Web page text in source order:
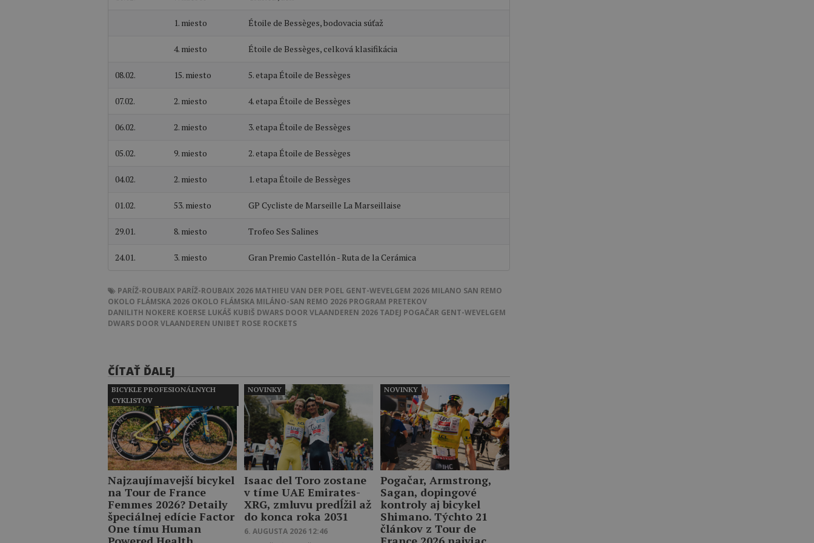
1. miesto Étoile de Bessèges, bodovacia súťaž
4. miesto Étoile de Bessèges, celková klasifikácia
08.02. 15. miesto 5. etapa Étoile de Bessèges
07.02. 2. miesto 4. etapa Étoile de Bessèges
06.02. 2. miesto 3. etapa Étoile de Bessèges
05.02. 9. miesto 2. etapa Étoile de Bessèges
04.02. 2. miesto 1. etapa Étoile de Bessèges
01.02. 53. miesto GP Cycliste de Marseille La Marseillaise
29.01. 8. miesto Trofeo Ses Salines
24.01. 3. miesto Gran Premio Castellón - Ruta de la Cerámica
PARÍŽ-ROUBAIX PARÍŽ-ROUBAIX 2026 MATHIEU VAN DER POEL GENT-WEVELGEM 2026 MILANO SAN REMO
OKOLO FLÁMSKA 2026 OKOLO FLÁMSKA MILÁNO-SAN REMO 2026 PROGRAM PRETEKOV
DANILITH NOKERE KOERSE LUKÁŠ KUBIŠ DWARS DOOR VLAANDEREN 2026 TADEJ POGAČAR GENT-WEVELGEM
DWARS DOOR VLAANDEREN UNIBET ROSE ROCKETS
ČÍTAŤ ĎALEJ
Najzaujímavejší bicykel
na Tour de France
Femmes 2026? Detaily
špeciálnej edície Factor
One tímu Human
BICYKLE PROFESIONÁLNYCH
CYKLISTOV
Isaac del Toro zostane
v tíme UAE Emirates-
XRG, zmluvu predĺžil až
do konca roka 2031
6. AUGUSTA 2026 12:46
NOVINKY
Pogačar, Armstrong,
Sagan, dopingové
kontroly aj bicykel
Shimano. Týchto 21
článkov z Tour de
NOVINKY